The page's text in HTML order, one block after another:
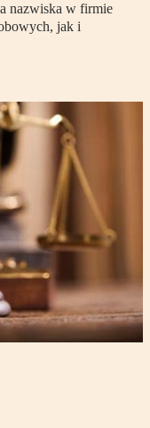
nazwiska w firmie
jak i